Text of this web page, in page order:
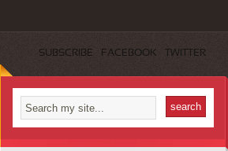
SUBSCRIBE FACEBOOK TWITTER